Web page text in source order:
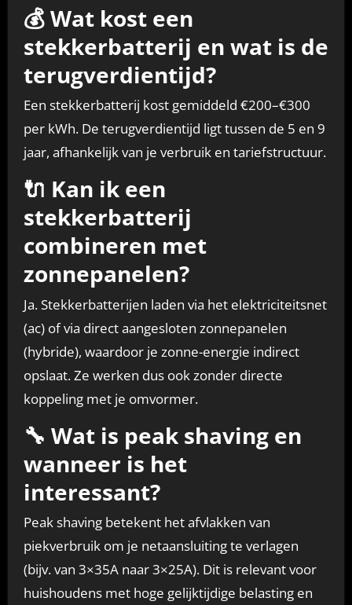
💰 Wat kost een
stekkerbatterij en wat is de
terugverdientijd?
Een stekkerbatterij kost gemiddeld €200–€300
per kWh. De terugverdientijd ligt tussen de 5 en 9
jaar, afhankelijk van je verbruik en tariefstructuur.
🔌 Kan ik een
stekkerbatterij
combineren met
zonnepanelen?
Ja. Stekkerbatterijen laden via het elektriciteitsnet
(ac) of via direct aangesloten zonnepanelen
(hybride), waardoor je zonne-energie indirect
opslaat. Ze werken dus ook zonder directe
koppeling met je omvormer.
🔧 Wat is peak shaving en
wanneer is het
interessant?
Peak shaving betekent het afvlakken van
piekverbruik om je netaansluiting te verlagen
(bijv. van 3×35A naar 3×25A). Dit is relevant voor
huishoudens met hoge gelijktijdige belasting en